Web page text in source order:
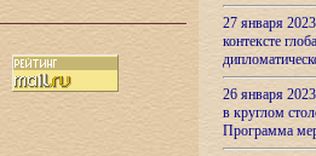
27 января
контексте
26 января
в круглом
Программа